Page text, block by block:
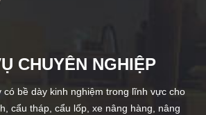
CHUYÊN NGHIỆP
có bề dày kinh nghiệm trong lĩnh vực cho
cẩu tháp, cẩu lốp, xe nâng hàng, nâng